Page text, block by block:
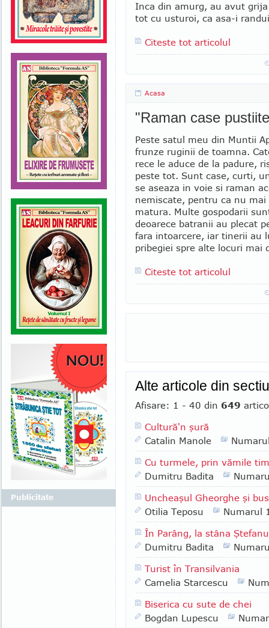
Inca din amurg, au avut
tot cu usturoi, ca asa-i
Citeste tot articolul
Acasa
"Raman case
Peste satul meu din Muntii
frunze ruginii de toamna.
rece le aduce de la padure,
peste tot. Sunt case, curti,
se aseaza in voie si raman
nemiscate, pentru ca nu mai
matura. Multe gospodarii
deoarece batranii au plecat
fara intoarcere, iar tinerii au
pribegiei spre alte locuri mai
Citeste tot articolul
Alte articole din
Afisare: 1 - 40 din 649
Cultură'n şură
Catalin Manole
Cu turmele, prin vămile
Dumitru Badita
Uncheaşul Gheorghe şi
Otilia Teposu
Numarul
În Parâng, la stâna Ştefanu
Dumitru Badita
Turist în Transilvania
Camelia Starcescu
Biserica cu sute de chei
Bogdan Lupescu
Publicitate